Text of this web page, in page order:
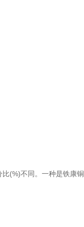
(%)不同。一种是铁康